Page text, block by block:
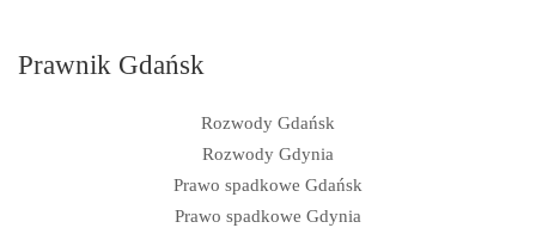
Prawnik Gdańsk
Rozwody Gdańsk
Rozwody Gdynia
Prawo spadkowe Gdańsk
Prawo spadkowe Gdynia